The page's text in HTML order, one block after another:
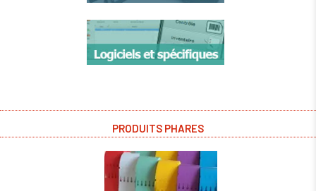
PRODUITS PHARES